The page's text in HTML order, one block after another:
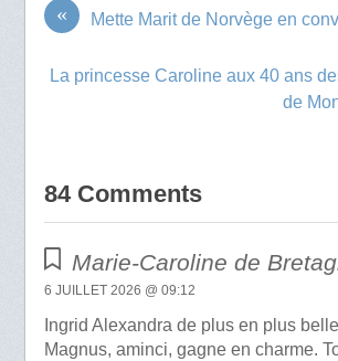
« Mette Marit de Norvège en
La princesse Caroline aux 40 ans
de
84 Comments
Marie-Caroline de
6 JUILLET 2026 @ 09:12
Ingrid Alexandra de plus en plus
Magnus, aminci, gagne en charme.